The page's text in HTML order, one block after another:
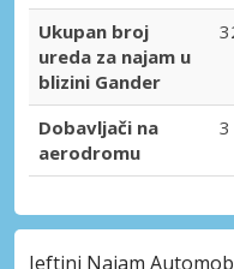
Ukupan broj
ureda za najam u
blizini Gander
Dobavljači na
aerodromu
3
Jeftini Najam